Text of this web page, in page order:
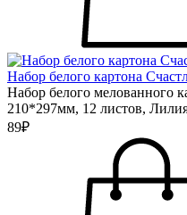
Набор белого картона
Набор белого мелованного
210*297мм, 12 листов,
89₽